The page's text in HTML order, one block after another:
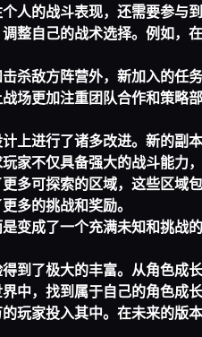
人的战斗表现，还需要参与
整自己的战术选择。例如
杀敌方阵营外，新加入的
场更加注重团队合作和策略部
上进行了诸多改进。新的
家不仅具备强大的战斗能力
多可探索的区域，这些区
多的挑战和奖励。
成了一个充满未知和挑战
到了极大的丰富。从角色
中，找到属于自己的角色成长
玩家投入其中。在未来的版